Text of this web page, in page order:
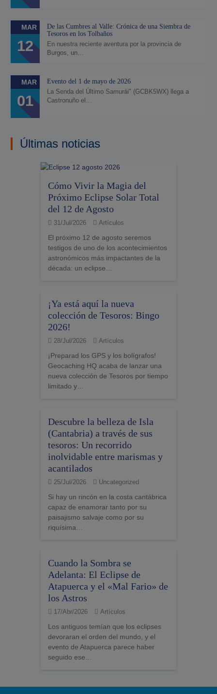
MAR
12
De las Cumbres al Valle: Crónica de una Siembra de
Tesoros en los Tolbaños
En nuestra reciente aventura por la provincia de
Burgos, un…
MAR
01
Evento del 1 de mayo de 2026
La Senda del Último Samurái" (GCBK5WX) llega a
Castronuño el…
Últimas noticias
Cómo Vivir la Magia del
Próximo Eclipse Solar Total
del 12 de Agosto
31/Jul/2026 Artículos
El próximo 12 de agosto seremos
testigos de uno de los acontecimientos
astronómicos más impactantes de la
década: un eclipse…
¡Ya está aquí la nueva
colección de Tesoros: Bingo
2026!
28/Jul/2026 Artículos
¡Preparad los GPS y los bolígrafos!
Geocaching HQ acaba de lanzar una
nueva colección de Tesoros por tiempo
limitado y…
Descubre la belleza de Isla
(Cantabria) a través de sus
tesoros: Un recorrido
inolvidable entre marismas y
acantilados
25/Jul/2026 Uncategorized
Si hay un rincón en la costa cantábrica
capaz de enamorar tanto por su
paisajismo salvaje como por su
riquísima…
Cuando la Sombra se
Adelanta: El Eclipse de
Atapuerca y el «Mal Fario» de
los Astros
17/Abr/2026 Artículos
Los antiguos temían que los eclipses
devoraran el orden del mundo, y el
evento de Atapuerca parece haber
seguido ese…